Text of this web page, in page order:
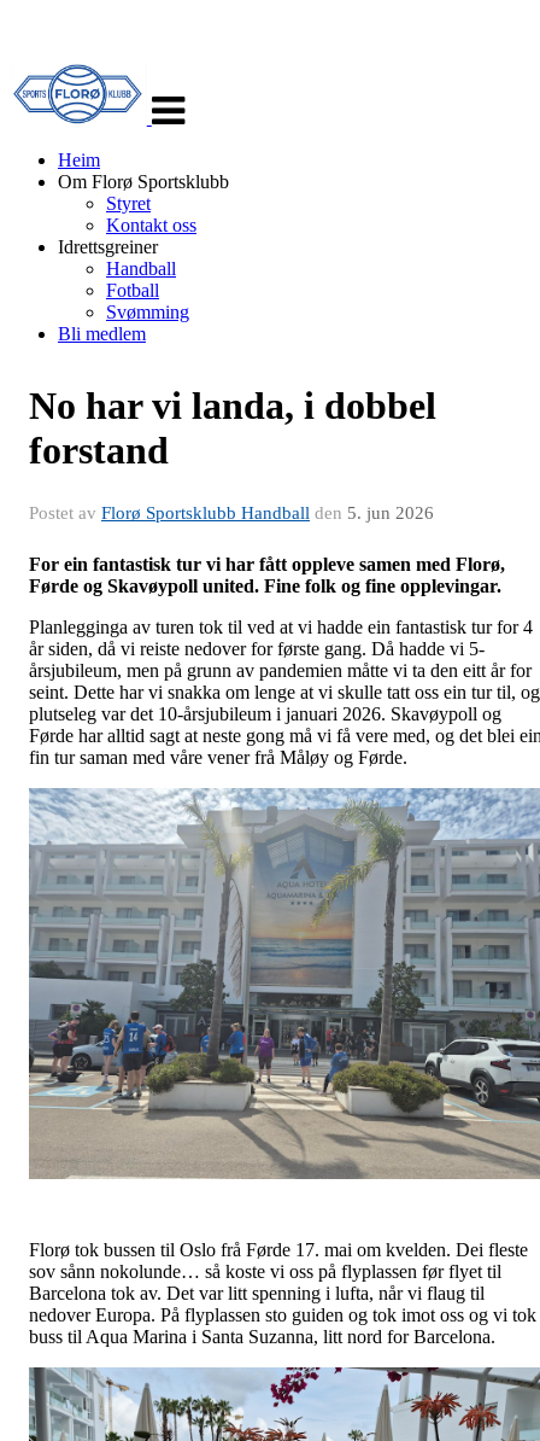
navigasjon
Heim
Om Florø Sportsklubb
Styret
Kontakt oss
Idrettsgreiner
Handball
Fotball
Svømming
Bli medlem
No har vi landa, i dobbel
forstand
Postet av Florø Sportsklubb Handball den 5. jun 2026
For ein fantastisk tur vi har fått oppleve samen med Florø,
Førde og Skavøypoll united. Fine folk og fine opplevingar.
Planlegginga av turen tok til ved at vi hadde ein fantastisk tur for 4
år siden, då vi reiste nedover for første gang. Då hadde vi 5-
årsjubileum, men på grunn av pandemien måtte vi ta den eitt år for
seint. Dette har vi snakka om lenge at vi skulle tatt oss ein tur til, og
plutseleg var det 10-årsjubileum i januari 2026. Skavøypoll og
Førde har alltid sagt at neste gong må vi få vere med, og det blei
fin tur saman med våre vener frå Måløy og Førde.
Florø tok bussen til Oslo frå Førde 17. mai om kvelden. Dei fleste
sov sånn nokolunde… så koste vi oss på flyplassen før flyet til
Barcelona tok av. Det var litt spenning i lufta, når vi flaug til
nedover Europa. På flyplassen sto guiden og tok imot oss og vi tok
buss til Aqua Marina i Santa Suzanna, litt nord for Barcelona.